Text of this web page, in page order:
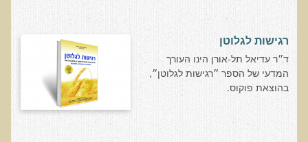
פרוטוקולים רפואיים
בדיקות מעבדה פונקציונאליות
רגישות לגלוטן
ד״ר עדיאל תל-אורן הינו העורך
המדעי של הספר ״רגישות לגלוטן״,
בהוצאת פוקוס.